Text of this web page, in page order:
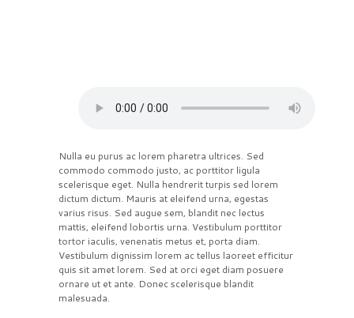
Nulla eu purus ac lorem pharetra ultrices. Sed
commodo commodo justo, ac porttitor ligula
scelerisque eget. Nulla hendrerit turpis sed lorem
dictum dictum. Mauris at eleifend urna, egestas
varius risus. Sed augue sem, blandit nec lectus
mattis, eleifend lobortis urna. Vestibulum porttitor
tortor iaculis, venenatis metus et, porta diam.
Vestibulum dignissim lorem ac tellus laoreet efficitur
quis sit amet lorem. Sed at orci eget diam posuere
ornare ut et ante. Donec scelerisque blandit
malesuada.